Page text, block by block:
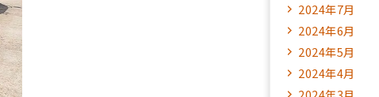
2024年7月
2024年6月
2024年5月
2024年4月